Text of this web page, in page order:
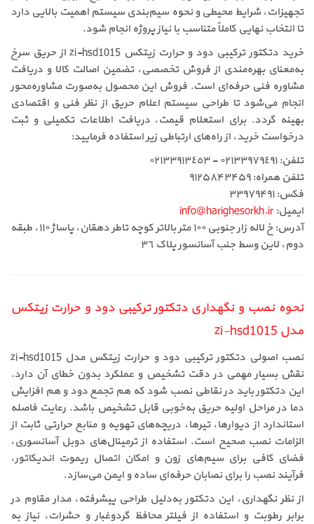
تجهیزات، شرایط محیطی و نحوه سیم‌بندی سیستم اهمیت بالایی دارد
تا انتخاب نهایی کاملاً متناسب با نیاز پروژه انجام شود.
خرید دتکتور ترکیبی دود و حرارت زیتکس zi-hsd1015 از حریق سرخ
به‌معنای بهره‌مندی از فروش تخصصی، تضمین اصالت کالا و دریافت
مشاوره فنی حرفه‌ای است. فروش این محصول به‌صورت مشاوره‌محور
انجام می‌شود تا طراحی سیستم اعلام حریق از نظر فنی و اقتصادی
بهینه گردد. برای استعلام قیمت، دریافت اطلاعات تکمیلی و ثبت
درخواست خرید، از راه‌های ارتباطی زیر استفاده فرمایید:
تلفن: ٠٢١٣٣٩٧٩٤٩١ - ٠٢١٣٣٩١٣٤٥٣
تلفن همراه: ۹۱۲۵۸۴۳۴۵۹
فکس: ۳۳۹۷۹۴۹۱
ایمیل:info@harighesorkh.ir
آدرس: خ لاله زار جنوبی ١٠٠ متر بالاتر کوچه تاطر دهقان، پاساژ ١١٠، طبقه
دوم، لاین وسط جنب آسانسور پلاک ٣٦
نحوه نصب و نگهداری دتکتور ترکیبی دود و حرارت زیتکس
مدل zi-hsd1015
نصب اصولی دتکتور ترکیبی دود و حرارت زیتکس مدل zi-hsd1015
نقش بسیار مهمی در دقت تشخیص و عملکرد بدون خطای آن دارد.
این دتکتور باید در نقاطی نصب شود که هم تجمع دود و هم افزایش
دما در مراحل اولیه حریق به‌خوبی قابل تشخیص باشد. رعایت فاصله
استاندارد از دیوارها، تیرها، دریچه‌های تهویه و منابع حرارتی ثابت از
الزامات نصب صحیح است. استفاده از ترمینال‌های دوبل آسانسوری،
فضای کافی برای سیم‌های زون و امکان اتصال ریموت اندیکاتور،
فرآیند نصب را برای نصابان حرفه‌ای ساده و ایمن می‌سازد.
از نظر نگهداری، این دتکتور به‌دلیل طراحی پیشرفته، مدار مقاوم در
برابر رطوبت و استفاده از فیلتر محافظ گردوغبار و حشرات، نیاز به